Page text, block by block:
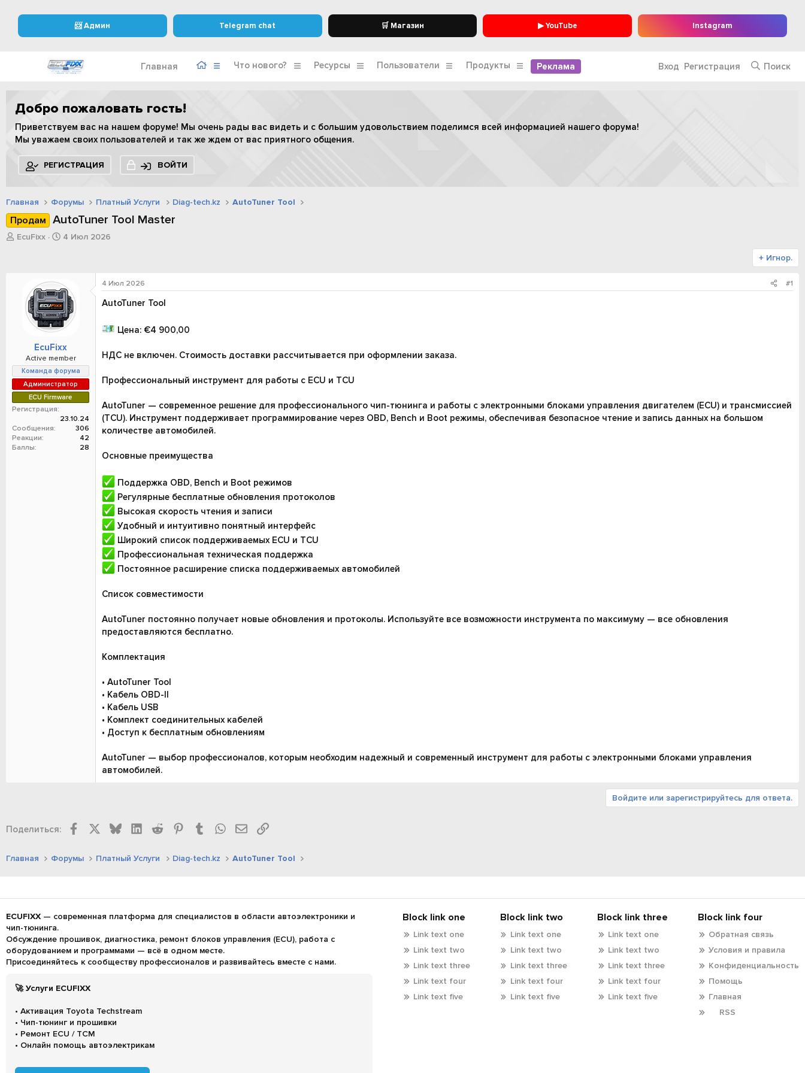
📨 Админ Telegram chat 🛒 Магазин ▶ YouTube Instagram
Главная Что нового? Ресурсы Пользователи Продукты Реклама Вход Регистрация Поиск
Добро пожаловать гость!
Приветствуем вас на нашем форуме! Мы очень рады вас видеть и с большим удовольствием поделимся всей информацией нашего форума!
Мы уважаем своих пользователей и так же ждем от вас приятного общения.
РЕГИСТРАЦИЯ ВОЙТИ
Главная Форумы Платный Услуги Diag-tech.kz AutoTuner Tool
Продам AutoTuner Tool Master
А
EcuFixx
Д
а
ч
а
л
4 Июл 2026
+ Игнор.
EcuFixx
Active member
Команда форума
Администратор
ECU Firmware
Регистрация
23.10.24
Сообщения
306
Реакции
42
Баллы
28
4 Июл 2026 #1
AutoTuner Tool
Цена: €4 900,00
НДС не включен. Стоимость доставки рассчитывается при оформлении заказа.
Профессиональный инструмент для работы с ECU и TCU
AutoTuner — современное решение для профессионального чип-тюнинга и работы с электронными блоками управления двигателем (ECU) и трансмиссией
(TCU). Инструмент поддерживает программирование через OBD, Bench и Boot режимы, обеспечивая безопасное чтение и запись данных на большом
количестве автомобилей.
Основные преимущества
Поддержка OBD, Bench и Boot режимов
Регулярные бесплатные обновления протоколов
Высокая скорость чтения и записи
Удобный и интуитивно понятный интерфейс
Широкий список поддерживаемых ECU и TCU
Профессиональная техническая поддержка
Постоянное расширение списка поддерживаемых автомобилей
Список совместимости
AutoTuner постоянно получает новые обновления и протоколы. Используйте все возможности инструмента по максимуму — все обновления
предоставляются бесплатно.
Комплектация
• AutoTuner Tool
• Кабель OBD-II
• Кабель USB
• Комплект соединительных кабелей
• Доступ к бесплатным обновлениям
AutoTuner — выбор профессионалов, которым необходим надежный и современный инструмент для работы с электронными блоками управления
автомобилей.
Войдите или зарегистрируйтесь для ответа.
Поделиться: FacebookBlueskyLinkedIn
Reddit Pinterest
Tumblr WhatsApp
Электронная почта
Ссылка
Главная Форумы Платный Услуги Diag-tech.kz AutoTuner Tool
ECUFIXX— современная платформа для специалистов в области автоэлектроники и
чип-тюнинга.
Обсуждение прошивок, диагностика, ремонт блоков управления (ECU), работа с
оборудованием и программами — всё в одном месте.
Присоединяйтесь к сообществу профессионалов и развивайтесь вместе с нами.
🚀 Услуги ECUFIXX
• Активация Toyota Techstream
• Чип-тюнинг и прошивки
• Ремонт ECU / TCM
• Онлайн помощь автоэлектрикам
Block link one
Link text one
Link text two
Link text three
Link text four
Link text five
Block link two
Link text one
Link text two
Link text three
Link text four
Link text five
Block link three
Link text one
Link text two
Link text three
Link text four
Link text five
Block link four
Обратная связь
Условия и правила
Конфиденциальность
Помощь
Главная
RSS